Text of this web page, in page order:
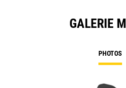
GALERIE
PHOTOS